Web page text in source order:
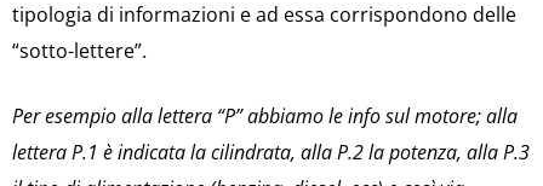
tipologia di informazioni e ad essa corrispondono delle
“sotto-lettere”.
Per esempio alla lettera “P” abbiamo le info sul motore; alla
lettera P.1 è indicata la cilindrata, alla P.2 la potenza, alla P.3